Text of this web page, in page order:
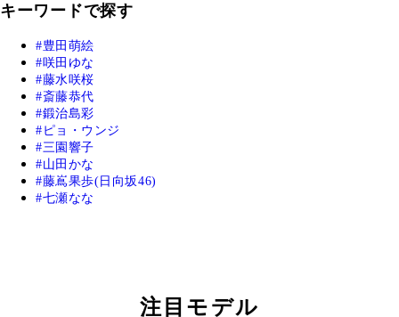
キーワードで探す
豊田萌絵
咲田ゆな
藤水咲桜
斎藤恭代
鍛治島彩
ピョ・ウンジ
三園響子
山田かな
藤嶌果歩(日向坂46)
七瀬なな
注目モデル